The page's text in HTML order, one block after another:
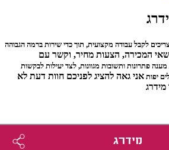
לקבל עבודה מקצועית, תוך כדי שירות ברמה הגבוהה
המכירה, הצעות מחיר, וקשר עם
פתרונות ותשובות מגוונות, לצד יעילות לבקשות
יפות אני גאה להציג לפניכם חוות דעת לא